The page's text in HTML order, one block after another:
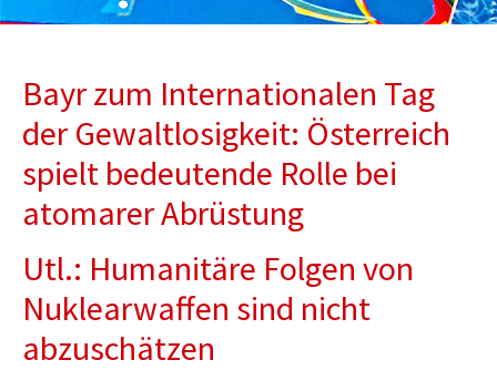
Bayr zum Internationalen Tag
der Gewaltlosigkeit: Österreich
spielt bedeutende Rolle bei
atomarer Abrüstung
Utl.: Humanitäre Folgen von
Nuklearwaffen sind nicht
abzuschätzen